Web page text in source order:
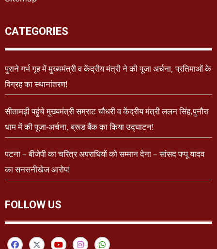
CATEGORIES
पुराने गर्भ गृह में मुख्यमंत्री व केंद्रीय मंत्री ने की पूजा अर्चना, प्रतिमाओं के
विग्रह का स्थानांतरण!
सीतामढ़ी पहुंचे मुख्यमंत्री सम्राट चौधरी व केंद्रीय मंत्री ललन सिंह,पुनौरा
धाम में की पूजा-अर्चना, ब्रूड बैंक का किया उद्घाटन!
पटना – बीजेपी का चरित्र अपराधियों को सम्मान देना – सांसद पप्पू यादव
का सनसनीखेज आरोप!
FOLLOW US